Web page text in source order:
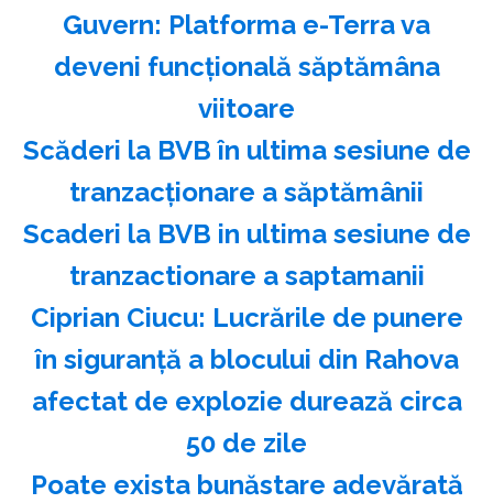
Guvern: Platforma e-Terra va
deveni funcţională săptămâna
viitoare
Scăderi la BVB în ultima sesiune de
tranzacţionare a săptămânii
Scaderi la BVB in ultima sesiune de
tranzactionare a saptamanii
Ciprian Ciucu: Lucrările de punere
în siguranţă a blocului din Rahova
afectat de explozie durează circa
50 de zile
Poate exista bunăstare adevărată